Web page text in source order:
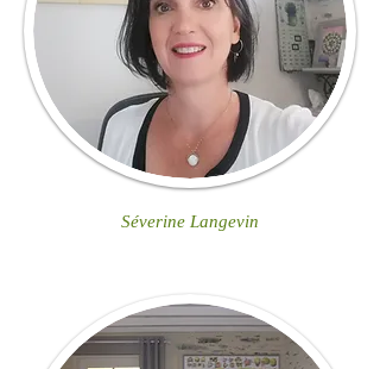
Séverine Langevin